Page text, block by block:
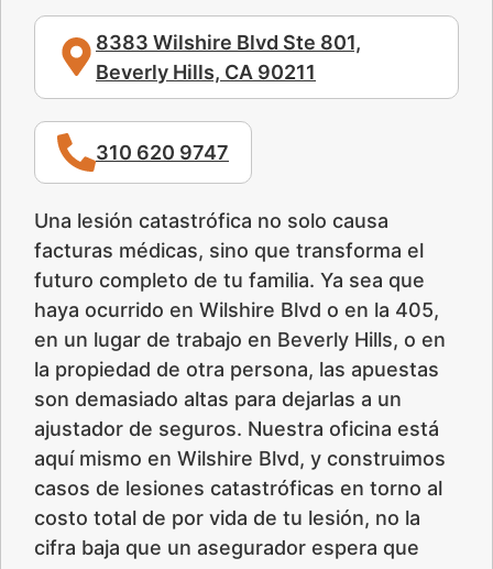
8383 Wilshire Blvd Ste 801,
Beverly Hills, CA 90211
310 620 9747
Una lesión catastrófica no solo causa
facturas médicas, sino que transforma el
futuro completo de tu familia. Ya sea que
haya ocurrido en Wilshire Blvd o en la 405,
en un lugar de trabajo en Beverly Hills, o en
la propiedad de otra persona, las apuestas
son demasiado altas para dejarlas a un
ajustador de seguros. Nuestra oficina está
aquí mismo en Wilshire Blvd, y construimos
casos de lesiones catastróficas en torno al
costo total de por vida de tu lesión, no la
cifra baja que un asegurador espera que